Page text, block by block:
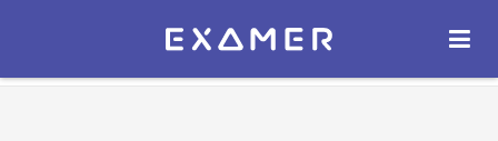
Экзамер — ЕГЭ 2027
ОТКРЫТЬ